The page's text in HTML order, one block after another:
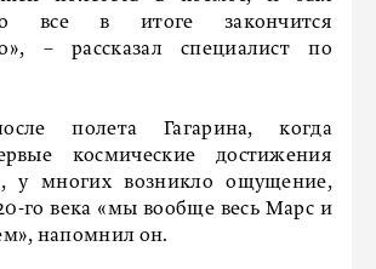
все в итоге закончится
– рассказал специалист по
полета Гагарина, когда
космические достижения
у многих возникло ощущение,
го века «мы вообще весь Марс и
напомнил он.